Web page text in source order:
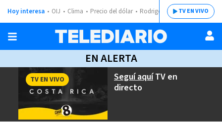
Hoy interesa OIJ Clima Precio del dólar Rodrigo ChavesTV EN VIVO
EN ALERTA
Seguí aquíTV en
directo
TV EN VIVO